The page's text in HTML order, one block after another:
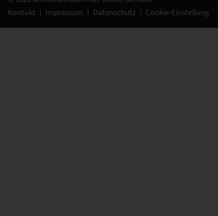
Kontakt | Impressum | Datenschutz | Cookie-Einstellung